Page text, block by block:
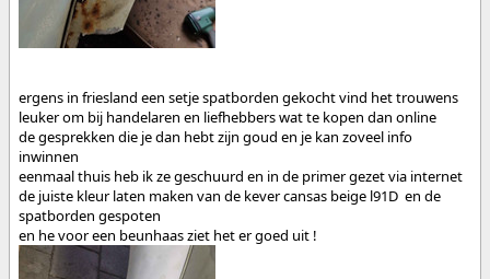
ergens in friesland een setje spatborden gekocht vind het trouwens
leuker om bij handelaren en liefhebbers wat te kopen dan online
de gesprekken die je dan hebt zijn goud en je kan zoveel info
inwinnen
eenmaal thuis heb ik ze geschuurd en in de primer gezet via internet
de juiste kleur laten maken van de kever cansas beige l91D en de
spatborden gespoten
en he voor een beunhaas ziet het er goed uit !